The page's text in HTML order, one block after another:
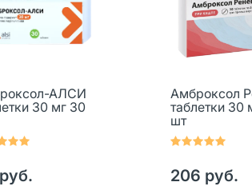
АЛСИ
30 мг 30
Амброксол
таблетки 30
шт
206 руб.